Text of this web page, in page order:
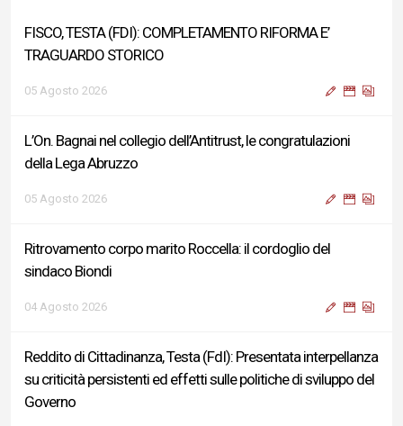
FISCO, TESTA (FDI): COMPLETAMENTO RIFORMA E’
TRAGUARDO STORICO
05 Agosto 2026
L’On. Bagnai nel collegio dell’Antitrust, le congratulazioni
della Lega Abruzzo
05 Agosto 2026
Ritrovamento corpo marito Roccella: il cordoglio del
sindaco Biondi
04 Agosto 2026
Reddito di Cittadinanza, Testa (FdI): Presentata interpellanza
su criticità persistenti ed effetti sulle politiche di sviluppo del
Governo